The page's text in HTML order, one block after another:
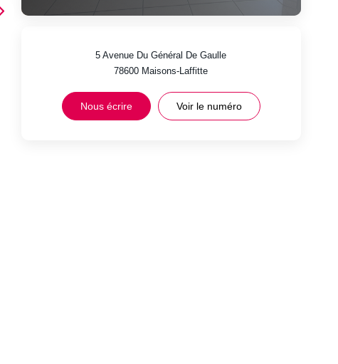
5 Avenue Du Général De Gaulle
78600 Maisons-Laffitte
Nous écrire Voir le numéro